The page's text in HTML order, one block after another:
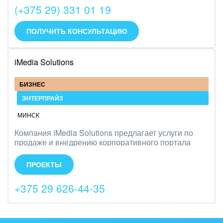
Изготовление памятников и мемориальных
комплексов
Инвестиционный бизнес
Интерьер, дизайн, декор
IT, Интернет
Консалтинговые и управленческие услуги
Культурные события, спорт, шоу-бизнес
Мебель, лес, деревообработка
Медицина и фармацевтика
Металлургия
поддержки.
В штате 12 аттестованных разработчиков
(+375 29) 331 01 19
ПОЛУЧИТЬ КОНСУЛЬТАЦИЮ
iMedia Solutions
БИЗНЕС
ЭНТЕРПРАЙЗ
МИНСК
Компания iMedia Solutions предлагает услуги по
продаже и внедрению корпоративного портала
Битрикс24, а также автоматизации бизнес-
процессов компании. Работаем на рынке Беларуси
и России.
ПРОЕКТЫ
+375 29 626-44-35